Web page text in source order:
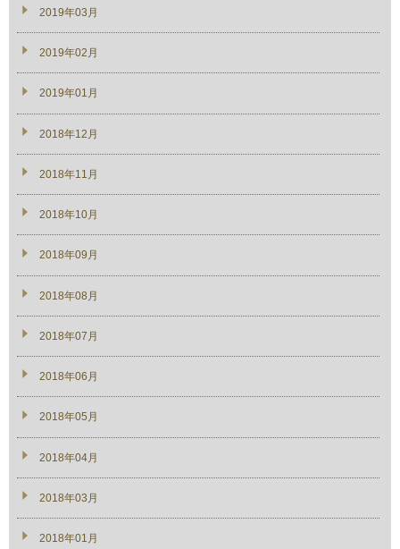
2019年03月
2019年02月
2019年01月
2018年12月
2018年11月
2018年10月
2018年09月
2018年08月
2018年07月
2018年06月
2018年05月
2018年04月
2018年03月
2018年01月